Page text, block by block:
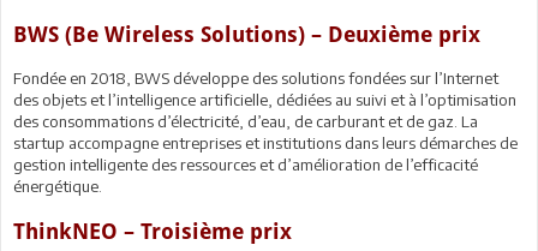
BWS (Be Wireless Solutions) – Deuxième prix
Fondée en 2018, BWS développe des solutions fondées sur l’Internet
des objets et l’intelligence artificielle, dédiées au suivi et à l’optimisation
des consommations d’électricité, d’eau, de carburant et de gaz. La
startup accompagne entreprises et institutions dans leurs démarches de
gestion intelligente des ressources et d’amélioration de l’efficacité
énergétique.
ThinkNEO – Troisième prix